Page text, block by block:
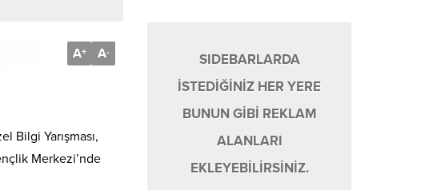
A+ A-
Bilgi Yarışması,
Merkezi’nde
SIDEBARLARDA
İSTEDİĞİNİZ HER YERE
BUNUN GİBİ REKLAM
ALANLARI
EKLEYEBİLİRSİNİZ.